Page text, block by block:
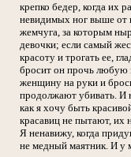
крепко бедер, когда их
невидимых ног выше от
жемчуга, за которым
девочки; если самый
красоту и трогать ее,
бросит он прочь любую
женщину на руки и
продолжают убивать. И
как я хочу быть
красавиц не пытают, их
Я ненавижу, когда
не медный маятник. И у